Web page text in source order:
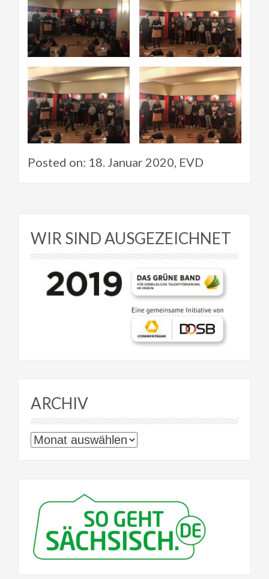
Posted on: 18. Januar 2020, EVD
WIR SIND AUSGEZEICHNET
ARCHIV
Archiv